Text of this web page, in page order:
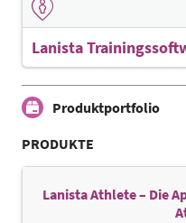
Lanista
Produktportfolio
PRODUKTE
Lanista Athlete – Die